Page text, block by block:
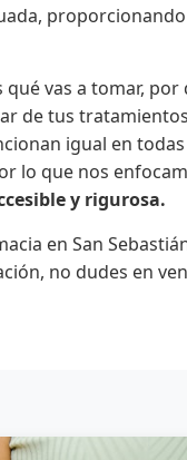
qué vas a tomar,
de tus
igual en
lo que nos
y rigurosa.
en San
no dudes en